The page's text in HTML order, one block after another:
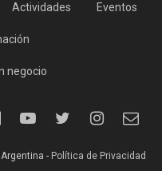
Actividades Eventos
negocio
- Política de Privacidad